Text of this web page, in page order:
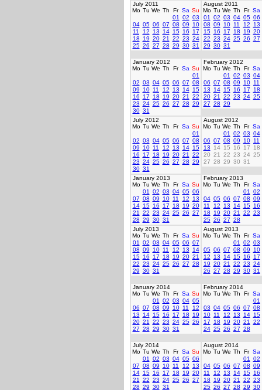
July 2011
Mo Tu We Th Fr Sa Su
01
02 03
04 05 06 07 08 09
10
11
12 13 14 15 16
17
18
19 20 21 22 23 24
25 26 27 28 29 30 31
August 2011
Mo Tu We Th Fr Sa
01
02 03 04 05 06
08 09 10 11 12 13
15 16 17 18 19 20
22 23 24 25 26 27
29 30 31
January 2012
Mo Tu We Th Fr Sa Su
01
02 03 04 05 06 07 08
09
10 11 12 13 14 15
16
17 18 19 20 21
22
23 24 25 26 27 28 29
30 31
February 2012
Mo Tu We Th Fr Sa
01
02 03 04
06 07 08 09 10 11
13
14 15 16 17 18
20 21 22 23 24 25
27 28 29
July 2012
Mo Tu We Th Fr Sa Su
01
02 03 04 05 06 07 08
09
10 11 12 13 14 15
16
17 18 19 20 21
22
23 24 25 26 27 28 29
30 31
August 2012
Mo Tu We Th Fr Sa
01
02 03 04
06 07 08 09 10 11
13
14 15 16 17 18
20 21 22 23 24 25
27 28 29 30 31
January 2013
Mo Tu We Th Fr Sa Su
01
02 03 04 05 06
07 08 09 10 11 12
13
14 15 16 17 18 19 20
21
22 23 24 25 26 27
28 29 30 31
February 2013
Mo Tu We Th Fr Sa
01
02
04 05 06 07 08 09
11
12 13 14 15 16
18
19 20 21 22 23
25 26 27 28
July 2013
Mo Tu We Th Fr Sa Su
01
02 03 04 05 06 07
08 09 10 11 12 13
14
15 16 17 18 19 20 21
22 23 24 25 26 27 28
29 30 31
August 2013
Mo Tu We Th Fr Sa
01
02 03
05 06 07 08 09 10
12
13 14 15 16 17
19 20 21 22 23 24
26 27 28 29 30 31
January 2014
Mo Tu We Th Fr Sa Su
01
02 03 04 05
06 07 08 09 10 11
12
13
14 15 16 17 18
19
20 21 22 23 24 25 26
27 28 29 30 31
February 2014
Mo Tu We Th Fr Sa
01
03 04 05 06 07 08
10 11 12 13 14 15
17
18 19 20 21 22
24 25 26 27 28
July 2014
Mo Tu We Th Fr Sa Su
01
02 03 04 05 06
07 08 09 10 11 12
13
14 15 16 17 18 19 20
21
22 23 24 25 26 27
28 29 30 31
August 2014
Mo Tu We Th Fr Sa
01
02
04 05 06 07 08 09
11
12 13 14 15 16
18
19 20 21 22 23
25 26 27 28 29 30